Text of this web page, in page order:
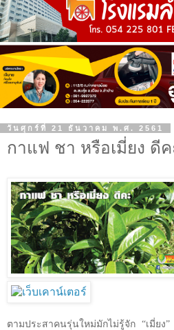
วันศุกร์ที่ 21 ธันวาคม พ.ศ. 2561
กาแฟ ชา หรือเมี่ยง ดีค
ตามประสาคนรุ่นใหม่มักไม่รู้จัก “เมี่ยง”